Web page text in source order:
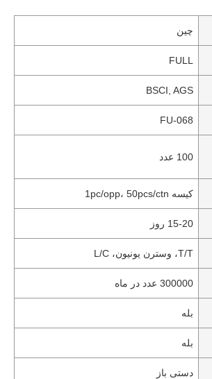
چین
FULL
BSCI, AGS
FU-068
100 عدد
کیسه 1pc/opp، 50pcs/ctn
15-20 روز
T/T، وسترن یونیون، L/C
300000 عدد در ماه
بله
بله
دستی باز